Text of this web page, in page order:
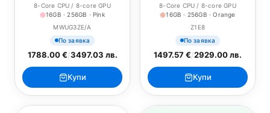
8-Core CPU / 8-core GPU
16GB · 256GB · Pink
MWUG3ZE/A
По заявка
1788.00 €/3497.03 лв.
Купи
8-Core CPU / 8-core GPU
16GB · 256GB · Orange
Z1E8
По заявка
1497.57 €/2929.00 лв.
Купи